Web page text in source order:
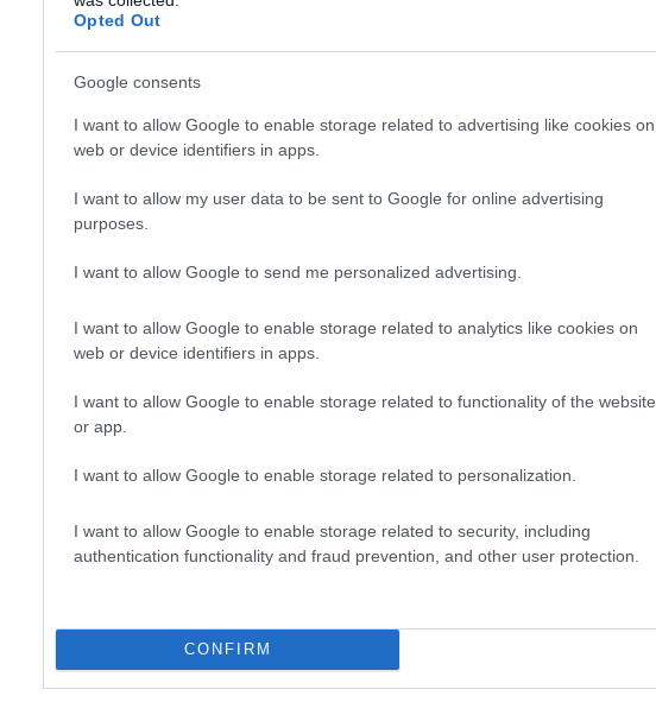
Opted Out
Google consents
I want to allow Google to enable storage related to advertising like cookies on
web or device identifiers in apps.
I want to allow my user data to be sent to Google for online advertising
purposes.
I want to allow Google to send me personalized advertising.
I want to allow Google to enable storage related to analytics like cookies on
web or device identifiers in apps.
I want to allow Google to enable storage related to functionality of the website
or app.
I want to allow Google to enable storage related to personalization.
I want to allow Google to enable storage related to security, including
authentication functionality and fraud prevention, and other user protection.
CONFIRM
A BEJEGYZÉS TRACKBACK CÍME: